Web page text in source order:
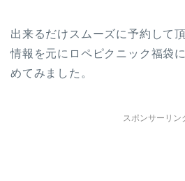
出来るだけスムーズに予約して
情報を元にロペピクニック福袋
めてみました。
スポンサーリン